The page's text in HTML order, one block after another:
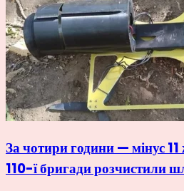
За чотири години — мінус
110-ї бригади розчистили